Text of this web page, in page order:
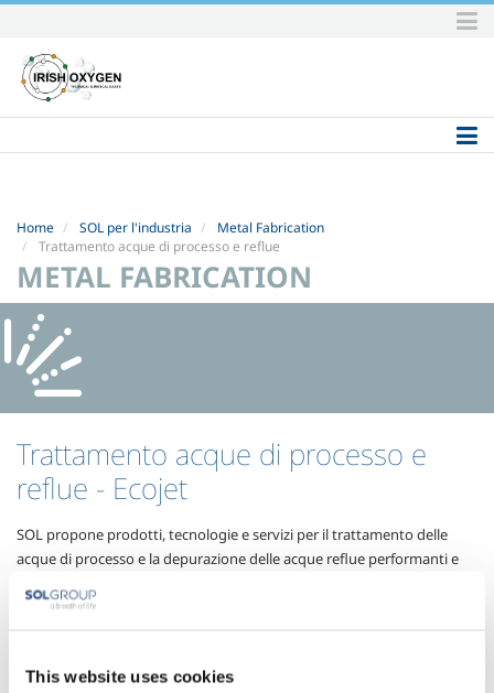
This website uses cookies
to
content.
|
to
Home SOL per l'industria
Metal Fabrication
Trattamento acque di processo e reflue
METAL FABRICATION
Trattamento acque di processo e
reflue - Ecojet
SOL propone prodotti, tecnologie e servizi per il trattamento delle
acque di processo e la depurazione delle acque reflue performanti e
esempio il trattamento delle acque reflue richiede molta attenzione ed
degradabili.